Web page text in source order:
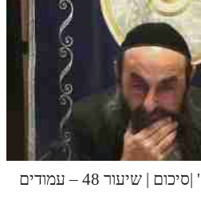
הדף היומי בתע"ס חלק ז' |סיכום | שיעור 48 – עמודים